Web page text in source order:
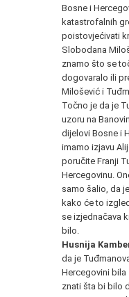
Bosne i
katastrofalnih
poistovjećivati
Slobodana
znamo što se
dogovaralo ili
Milošević i
Točno je da je
uzoru na
dijelovi Bosne i
imamo izjavu
poručite Franji
Hercegovinu.
samo šalio, da
kako će to
se izjednačava
bilo.
Husnija
da je
Hercegovini
znati šta bi bilo